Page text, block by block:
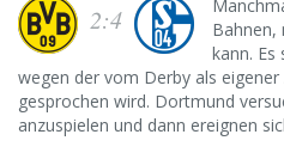
2:4
Bahnen,
kann. Es
wegen der vom Derby als
gesprochen wird. Dortmund
anzuspielen und dann ereignen